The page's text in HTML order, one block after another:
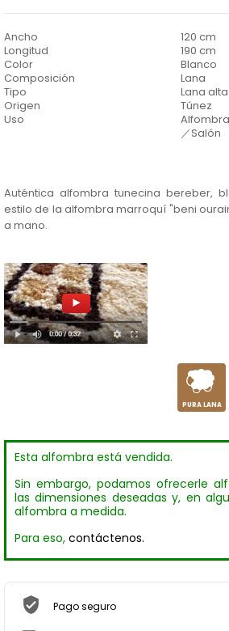
Ancho
120 cm
Longitud
190 cm
Color
Blanco
Composición
Lana
Tipo
Lana alta
Origen
Túnez
Uso
／Salón
Auténtica alfombra tunecina bereber,
estilo de la alfombra marroquí "beni
a mano.
a
PURA LANA
Esta alfombra está vendida.
Sin embargo, podamos ofrecerle
las dimensiones deseadas y, en
alfombra a medida.
Para eso, contáctenos.
Pago seguro